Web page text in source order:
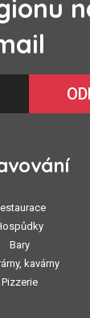
Bary
kavárny
Pizzerie